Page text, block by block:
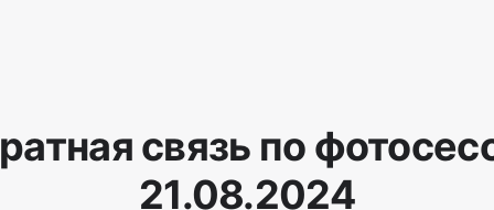
связь по
21.08.2024